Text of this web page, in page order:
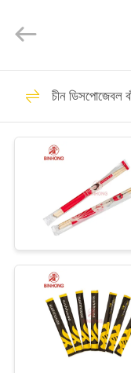
পণ্য
সম্পর্কে
কারখানা
Export
All
Reserved.
চপস্টিকস
চীন ডিসপোজেবল